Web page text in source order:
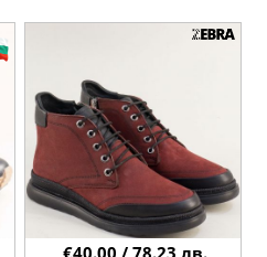
€40.00 / 78.23 лв.